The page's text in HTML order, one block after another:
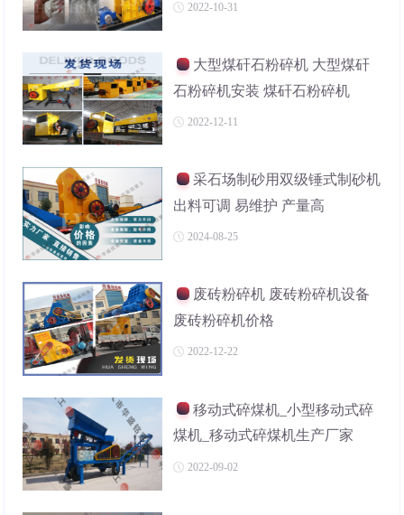
2022-10-31
大型煤矸石粉碎机 大型煤矸
石粉碎机安装 煤矸石粉碎机
2022-12-11
采石场制砂用双级锤式制砂机
出料可调 易维护 产量高
2024-08-25
废砖粉碎机 废砖粉碎机设备
废砖粉碎机价格
2022-12-22
移动式碎煤机_小型移动式碎
煤机_移动式碎煤机生产厂家
2022-09-02